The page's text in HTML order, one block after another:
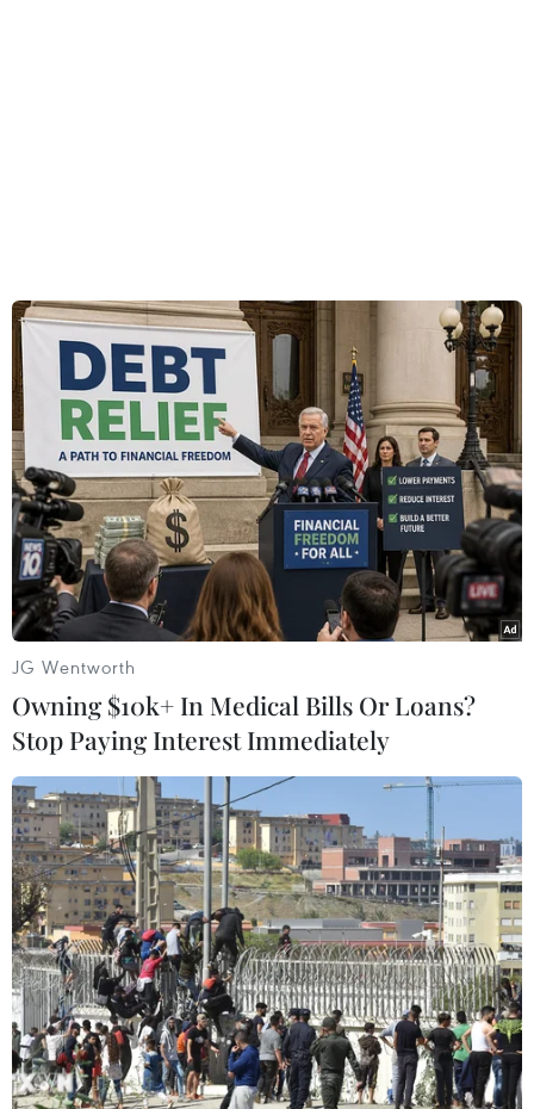
phòng.
Hiện tại có 7 Khoa Truyền nhiễm của bệnh viện
vẫn còn 7 bệnh nhi đang điều trị tại Khoa.
[Miễn dịch bảo vệ bệnh
sởi ở trẻ em và thai
phụ ở mức thấp]
Đang điều chị ở Viện, bé N.K.H. 6 tháng tuổi, ở
Hà Nội, bị bệnh sởi biến chứng viêm phổi.
Chị Thanh mẹ cháu H, kể lại, trước khi nhập
viện 2 ngày, bé có biểu hiện sốt cao, chị cho con
đi khám ở bệnh viện tư nhân và uống thuốc hạ
sốt nhưng tình trạng bệnh vẫn không thuyên
giảm.
Sau 2 ngày điều trị tại nhà, gia đình thấy bé
xuất hiện các triệu chứng mới như nổi các nốt
đỏ ở mặt và các vết loét ở khoang miệng, chảy
nước mũi và ho nhiều. Sau đó, đến gia đình đưa
bé đến Bệnh viện Nhi Trung ương để khám.
Tại đây các bác sỹ chẩn đoán bé H. bị bệnh sởi
biến chứng viêm phổi và phải nhập viện.
JG Wentworth
Owning $10k+ In Medical Bills Or Loans?
Stop Paying Interest Immediately